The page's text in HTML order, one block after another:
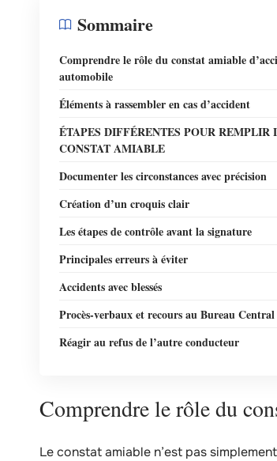
Sommaire
Comprendre le rôle du constat amiable
automobile
Éléments à rassembler en cas d’accident
ÉTAPES DIFFÉRENTES POUR REMPLIR
CONSTAT AMIABLE
Documenter les circonstances avec précision
Création d’un croquis clair
Les étapes de contrôle avant la signature
Principales erreurs à éviter
Accidents avec blessés
Procès-verbaux et recours au Bureau
Réagir au refus de l’autre conducteur
Comprendre le rôle du
Le constat amiable n’est pas